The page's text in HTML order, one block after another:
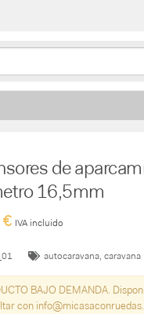
de
16,5mm
€ IVA incluido
autocaravana caravana
BAJO DEMANDA.
con